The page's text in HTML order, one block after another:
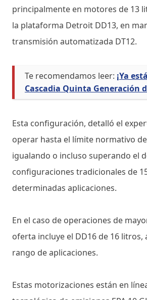
principalmente en motores de 13
la plataforma Detroit DD13, en
transmisión automatizada DT12.
Te recomendamos leer: ¡Ya
Cascadia Quinta Generación
Esta configuración, detalló el
operar hasta el límite normativo
igualando o incluso superando el
configuraciones tradicionales de
determinadas aplicaciones.
En el caso de operaciones de
oferta incluye el DD16 de 16 litros,
rango de aplicaciones.
Estas motorizaciones están en